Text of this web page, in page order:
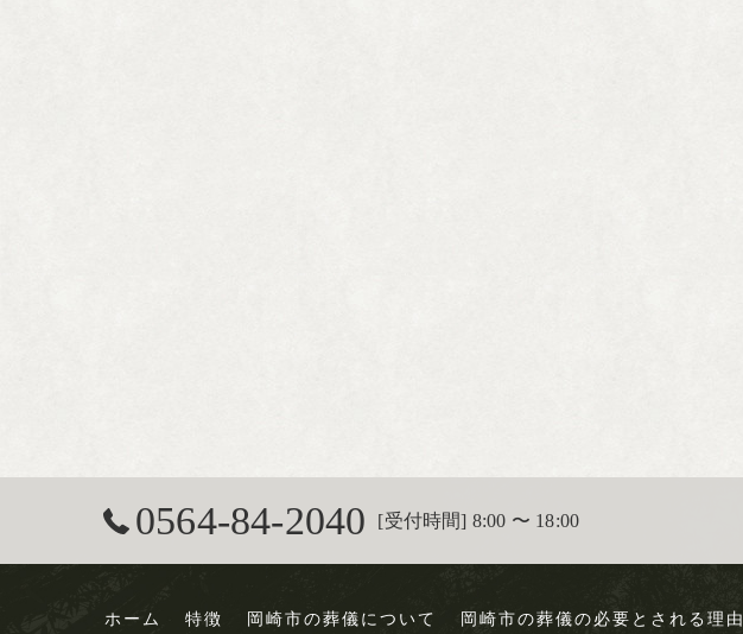
0564-84-2040 [受付時間] 8:00 〜 18:00
ホーム 特徴 岡崎市の葬儀について 岡崎市の葬儀の必要とされる理由